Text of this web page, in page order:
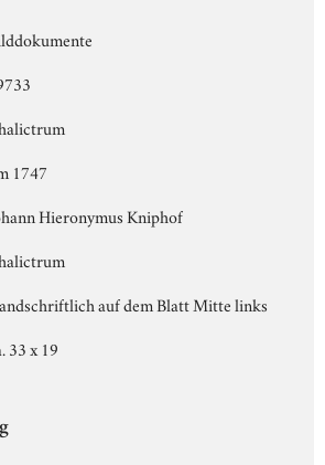
1747
Hieronymus Kniphof
auf dem Blatt Mitte links
33 x 19